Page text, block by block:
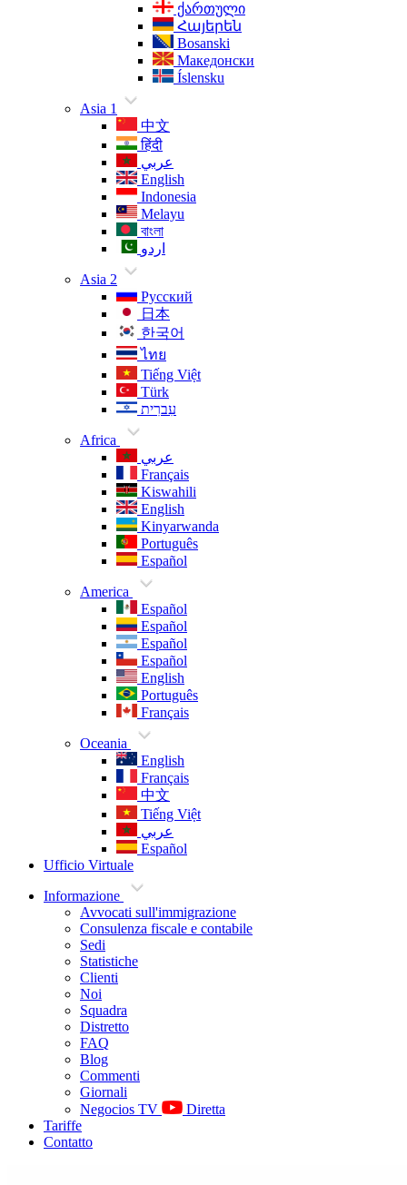
ქართული
Հայերեն
Bosanski
Македонски
Íslensku
Asia 1
中文
हिंदी
عربي
English
Indonesia
Melayu
বাংলা
اردو
Asia 2
Русский
日本
한국어
ไทย
Tiếng Việt
Türk
עִברִית
Africa
عربي
Français
Kiswahili
English
Kinyarwanda
Português
Español
America
Español
Español
Español
Español
English
Português
Français
Oceania
English
Français
中文
Tiếng Việt
عربي
Español
Ufficio Virtuale
Informazione
Avvocati sull'immigrazione
Consulenza fiscale e contabile
Sedi
Statistiche
Clienti
Noi
Squadra
Distretto
FAQ
Blog
Commenti
Giornali
Negocios TV
Diretta
Tariffe
Contatto